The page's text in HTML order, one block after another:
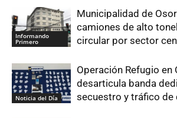
Informando
Primero
Municipalidad de
camiones de alto
circular por sector
Noticia del Día
Operación Refugio en
desarticula banda
secuestro y tráfico de